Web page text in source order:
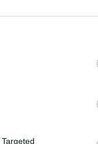
az e-